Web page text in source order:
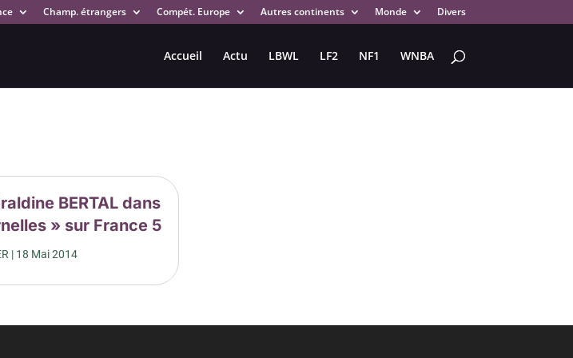
Champ. étrangers Compét. Europe Autres continents Monde Divers
Accueil Actu LBWL LF2 NF1 WNBA
BERTAL dans
» sur France 5
| 18 Mai 2014